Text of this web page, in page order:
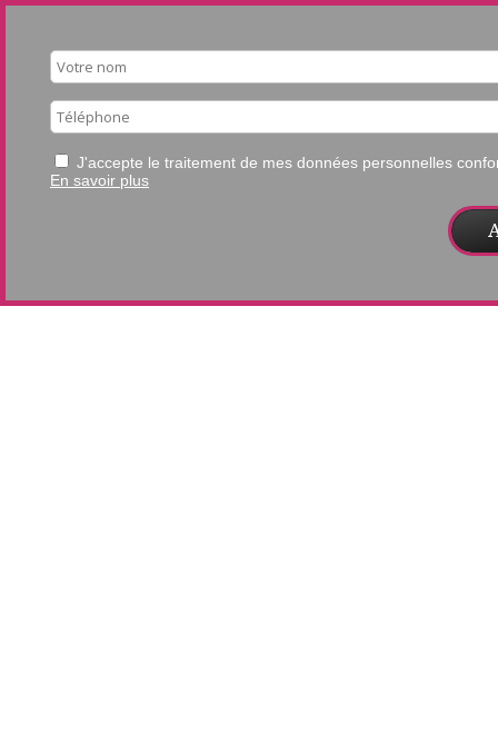
J'accepte le traitement de mes données personnelles
En savoir plus